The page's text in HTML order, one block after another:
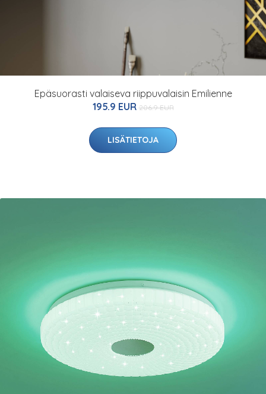
Epäsuorasti valaiseva riippuvalaisin Emilienne
195.9 EUR 206.9 EUR
LISÄTIETOJA